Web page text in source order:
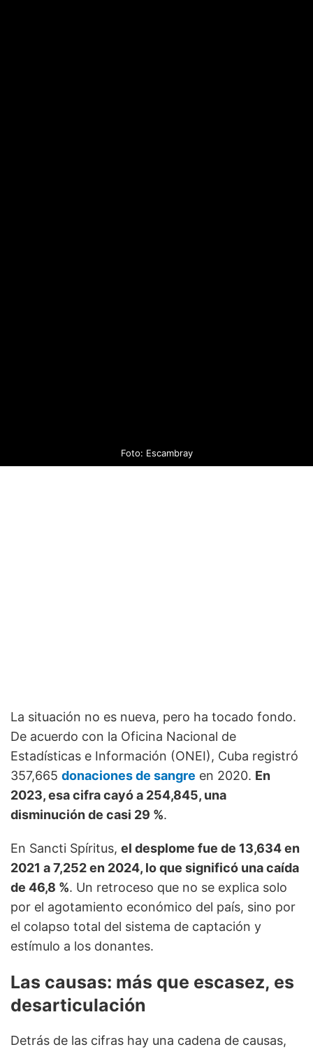
Foto: Escambray
La situación no es nueva, pero ha tocado fondo.
De acuerdo con la Oficina Nacional de
Estadísticas e Información (ONEI), Cuba registró
357,665 donaciones de sangre en 2020. En
2023, esa cifra cayó a 254,845, una
disminución de casi 29 %.
En Sancti Spíritus, el desplome fue de 13,634 en
2021 a 7,252 en 2024, lo que significó una caída
de 46,8 %. Un retroceso que no se explica solo
por el agotamiento económico del país, sino por
el colapso total del sistema de captación y
estímulo a los donantes.
Las causas: más que escasez, es
desarticulación
Detrás de las cifras hay una cadena de causas,